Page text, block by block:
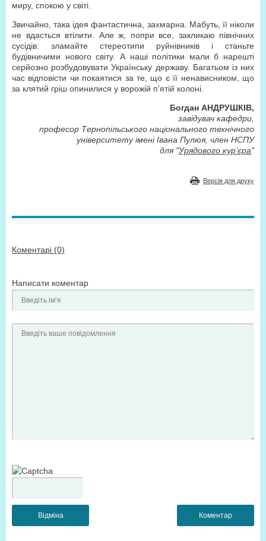
миру, спокою у світі.
Звичайно, така ідея фантастична, захмарна. Мабуть, її ніколи
не вдасться втілити. Але ж, попри все, закликаю північних
сусідів: зламайте стереотипи руйнівників і станьте
будівничими нового світу. А наші політики мали б нарешті
серйозно розбудовувати Українську державу. Багатьом із них
час відповісти чи покаятися за те, що є її ненависником, що
за клятий гріш опинилися у ворожій п’ятій колоні.
Богдан АНДРУШКІВ,
завідувач кафедри,
професор Тернопільського національного технічного
університету імені Івана Пулюя, член НСПУ
для "Урядового кур’єра"
Версія для друку
Коментарі (0)
Написати коментар